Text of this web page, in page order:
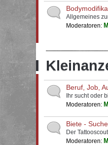
Allgemeines
Moderatoren:
Beruf, Job,
Ihr sucht oder
Moderatoren:
Biete -
Der
Moderatoren: